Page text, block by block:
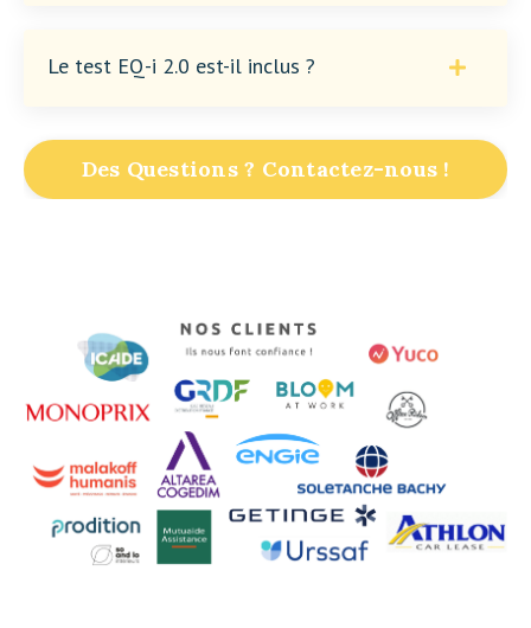
Le test EQ-i 2.0 est-il inclus ?
Des Questions ? Contactez-nous !